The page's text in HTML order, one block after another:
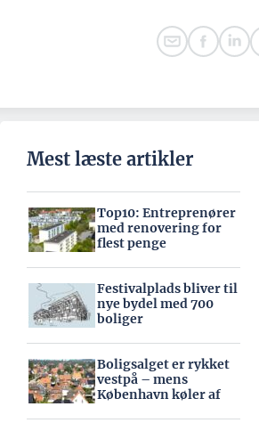
Mest læste artikler
Top10: Entreprenører
med renovering for
flest penge
Festivalplads bliver til
nye bydel med 700
boliger
Boligsalget er rykket
vestpå – mens
København køler af